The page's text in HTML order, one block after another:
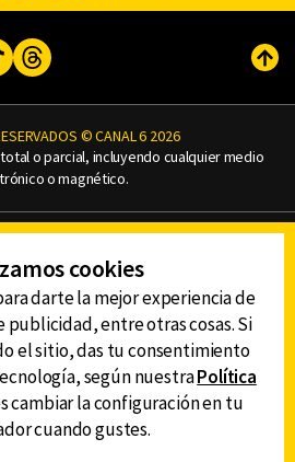
TikTokThreads
© CANAL 6 2026
o parcial, incluyendo cualquier medio
o magnético.
DE PRIVACIDAD
AVISO LEGAL
DE LAS AUDIENCIAS
LA APP DE CANAL 6
cookies
darte la mejor experiencia de
publicidad, entre otras cosas. Si
el sitio, das tu consentimiento
según nuestraPolítica
cambiar la configuración en tu
cuando gustes.